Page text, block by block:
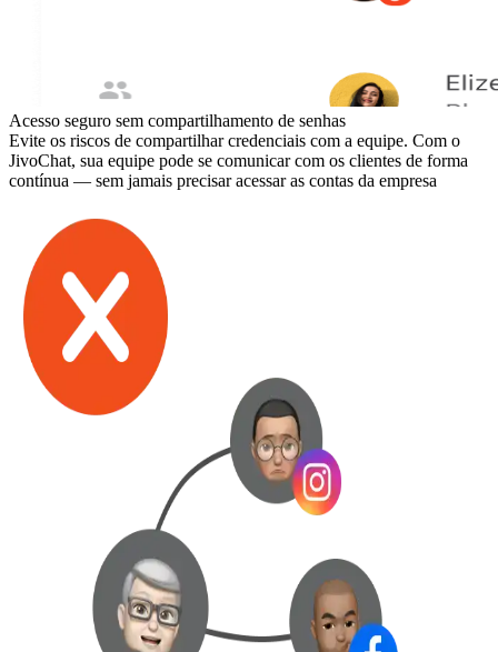
Acesso seguro sem compartilhamento de senhas
Evite os riscos de compartilhar credenciais com a equipe. Com o
JivoChat, sua equipe pode se comunicar com os clientes de forma
contínua — sem jamais precisar acessar as contas da empresa